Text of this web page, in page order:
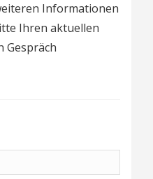
Informationen
Ihren aktuellen
Gespräch